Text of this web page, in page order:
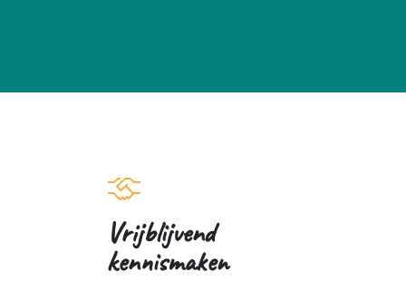
Vrijblijvend
kennismaken